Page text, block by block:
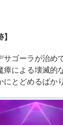
ゴーラが治め
瘴による壊滅的
とどめるばか